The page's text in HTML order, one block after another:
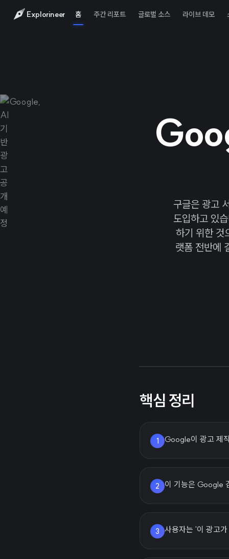
Explorineer 홈 주간 리포트 글로벌 소스 라이브 데모
구글은 광고
도입하고 있
하기 위한 것
랫폼 전반에
핵심 정리
1 Google이 광고 제
2 이 기능은 Google
3 사용자는 '이 광고